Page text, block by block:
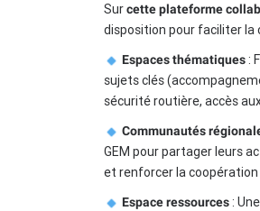
Surcette plateforme
disposition pour faciliter la
Espaces thématiques:
sujets clés
sécurité routière, accès
Communautés
GEM pour partager leurs
et renforcer la
Espace ressources: